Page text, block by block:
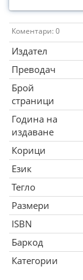
Коментари: 0
Издател
Преводач
Брой
страници
Година на
издаване
Корици
Език
Тегло
Размери
ISBN
Баркод
Категории